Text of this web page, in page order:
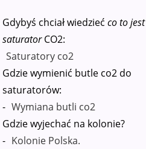
Gdybyś chciał wiedziećco to jest
saturatorCO2:
Saturatory co2
Gdzie wymienić butle co2 do
saturatorów:
- Wymiana butli co2
Gdzie wyjechać na kolonie?
- Kolonie Polska.